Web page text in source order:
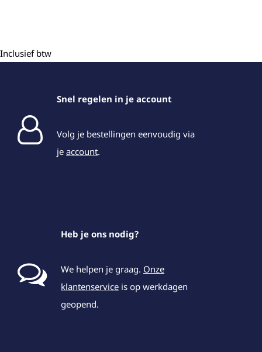
Inclusief btw
Snel regelen in je account
Volg je bestellingen eenvoudig via
je account.
Heb je ons nodig?
We helpen je graag. Onze
klantenservice is op werkdagen
geopend.